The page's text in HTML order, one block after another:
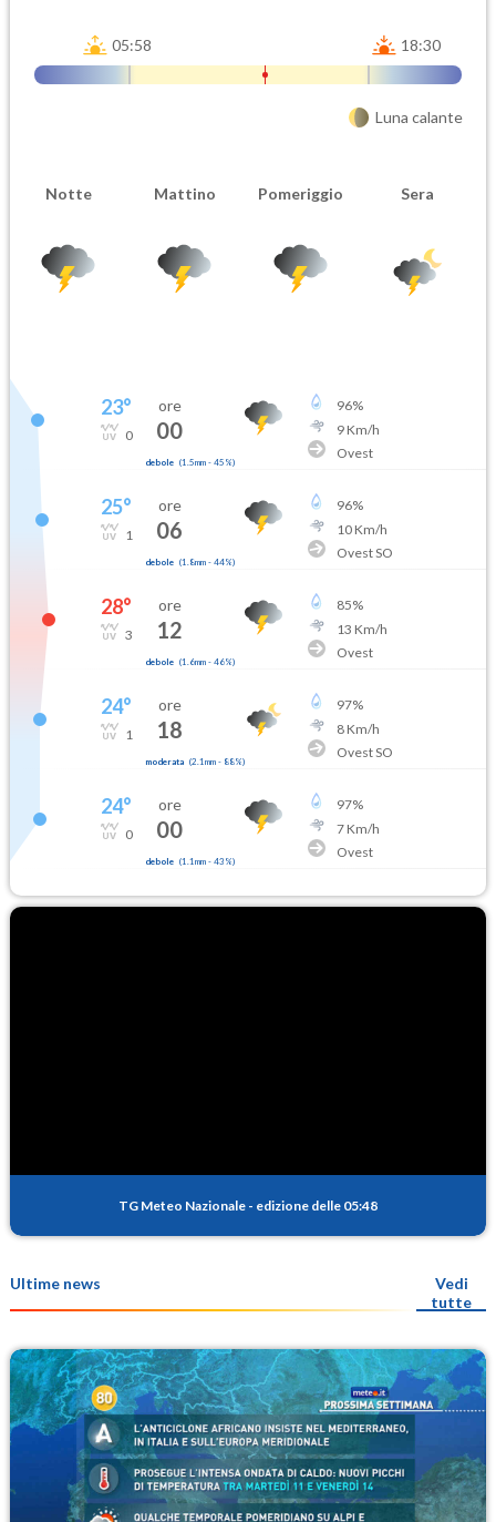
05:58 18:30
Luna calante
Notte Mattino Pomeriggio Sera
23°
0
ore
00
debole (1.5mm- 45 %)
96%
9Km/h
Ovest
25°
1
ore
06
debole (1.8mm- 44%)
96%
10Km/h
Ovest SO
28°
3
ore
12
debole (1.6mm- 46%)
85%
13 Km/h
Ovest
24°
1
ore
18
moderata (2.1mm- 88%)
97%
8Km/h
Ovest SO
24°
0
ore
00
debole (1.1mm- 43 %)
97%
7Km/h
Ovest
TG Meteo Nazionale - edizione delle 05:48
Ultime news
Vedi
tutte